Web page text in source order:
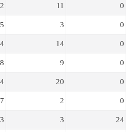
11 0
3 0
14 0
9 0
20 0
2 0
3 24